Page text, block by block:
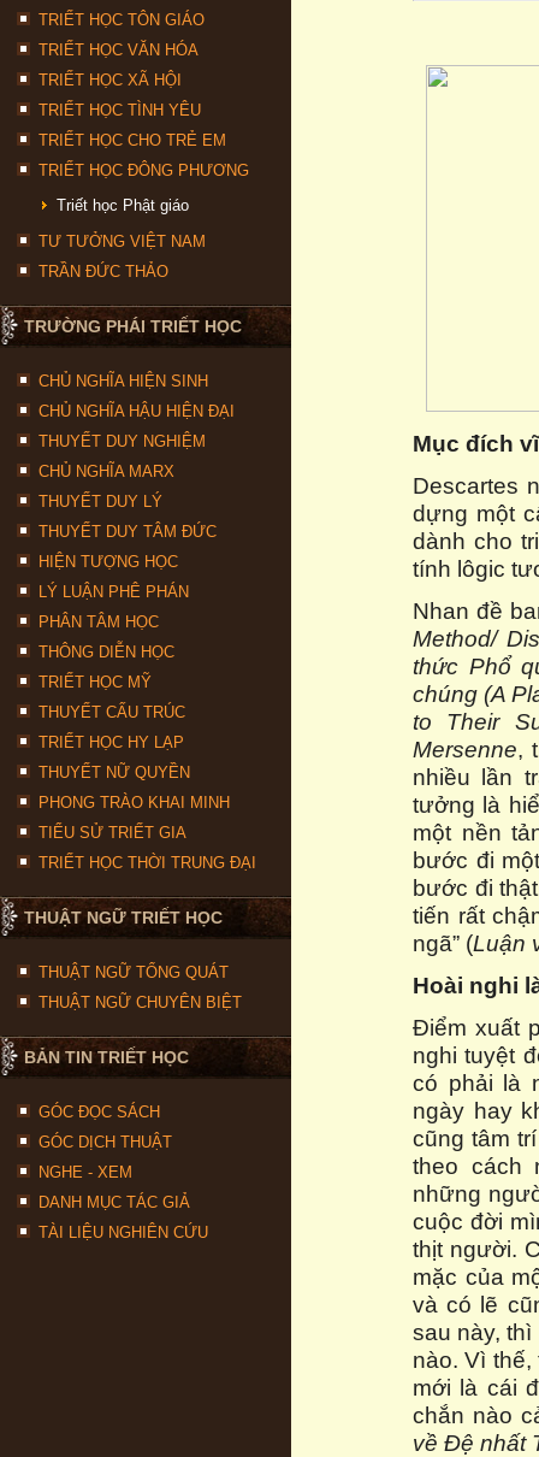
TRIẾT HỌC TÔN GIÁO
TRIẾT HỌC VĂN HÓA
TRIẾT HỌC XÃ HỘI
TRIẾT HỌC TÌNH YÊU
TRIẾT HỌC CHO TRẺ EM
TRIẾT HỌC ĐÔNG PHƯƠNG
Triết học Phật giáo
TƯ TƯỞNG VIỆT NAM
TRẦN ĐỨC THẢO
TRƯỜNG PHÁI TRIẾT HỌC
CHỦ NGHĨA HIỆN SINH
CHỦ NGHĨA HẬU HIỆN ĐẠI
THUYẾT DUY NGHIỆM
CHỦ NGHĨA MARX
THUYẾT DUY LÝ
THUYẾT DUY TÂM ĐỨC
HIỆN TƯỢNG HỌC
LÝ LUẬN PHÊ PHÁN
PHÂN TÂM HỌC
THÔNG DIỄN HỌC
TRIẾT HỌC MỸ
THUYẾT CẤU TRÚC
TRIẾT HỌC HY LẠP
THUYẾT NỮ QUYỀN
PHONG TRÀO KHAI MINH
TIỂU SỬ TRIẾT GIA
TRIẾT HỌC THỜI TRUNG ĐẠI
THUẬT NGỮ TRIẾT HỌC
THUẬT NGỮ TỔNG QUÁT
THUẬT NGỮ CHUYÊN BIỆT
BẢN TIN TRIẾT HỌC
GÓC ĐỌC SÁCH
GÓC DỊCH THUẬT
NGHE - XEM
DANH MỤC TÁC GIẢ
TÀI LIỆU NGHIÊN CỨU
Mục đích
Descartes
dựng một
dành cho
tính lôgic
Nhan đề
Method/
thức Phổ
chúng (A
to Their
Mersenne,
nhiều lần
tưởng là
một nền
bước đi
bước đi
tiến rất
ngã” (Luận
Hoài nghi
Điểm xuất
nghi tuyệt
có phải là
ngày hay
cũng tâm
theo cách
những
cuộc đời
thịt người.
mặc của
và có lẽ
sau này,
nào. Vì
mới là cái
chắn nào
về Đệ nhất